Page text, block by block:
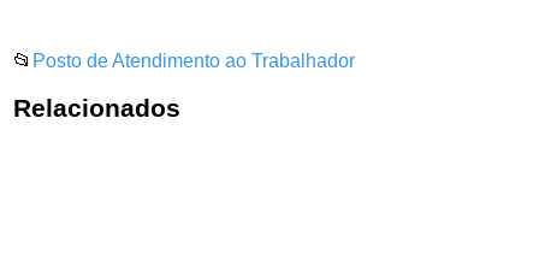
📂 Posto de Atendimento ao Trabalhador
Relacionados